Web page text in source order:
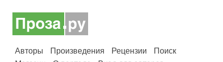
Авторы Произведения Рецензии
Поиск